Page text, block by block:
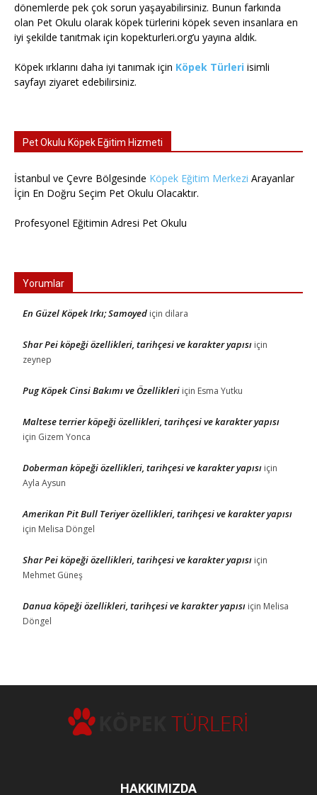
dönemlerde pek çok sorun yaşayabilirsiniz. Bunun farkında
olan Pet Okulu olarak köpek türlerini köpek seven insanlara en
iyi şekilde tanıtmak için kopekturleri.org’u yayına aldık.
Köpek ırklarını daha iyi tanımak için Köpek Türleri isimli
sayfayı ziyaret edebilirsiniz.
Pet Okulu Köpek Eğitim Hizmeti
İstanbul ve Çevre Bölgesinde Köpek Eğitim Merkezi Arayanlar
İçin En Doğru Seçim Pet Okulu Olacaktır.
Profesyonel Eğitimin Adresi Pet Okulu
Yorumlar
En Güzel Köpek Irkı; Samoyed için dilara
Shar Pei köpeği özellikleri, tarihçesi ve karakter yapısı için
zeynep
Pug Köpek Cinsi Bakımı ve Özellikleri için Esma Yutku
Maltese terrier köpeği özellikleri, tarihçesi ve karakter yapısı
için Gizem Yonca
Doberman köpeği özellikleri, tarihçesi ve karakter yapısı için
Ayla Aysun
Amerikan Pit Bull Teriyer özellikleri, tarihçesi ve karakter yapısı
için Melisa Döngel
Shar Pei köpeği özellikleri, tarihçesi ve karakter yapısı için
Mehmet Güneş
Danua köpeği özellikleri, tarihçesi ve karakter yapısı için Melisa
Döngel
HAKKIMIZDA